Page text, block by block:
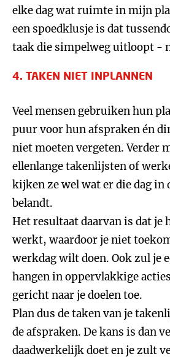
elke dag wat ruimte in mijn
een spoedklusje is dat
taak die simpelweg uitloopt -
4. TAKEN NIET INPLANNEN
Veel mensen gebruiken hun
puur voor hun afspraken én
niet moeten vergeten. Verder
ellenlange takenlijsten of
kijken ze wel wat er die dag in
belandt.
Het resultaat daarvan is dat je
werkt, waardoor je niet
werkdag wilt doen. Ook zul je
hangen in oppervlakkige
gericht naar je doelen toe.
Plan dus de taken van je
de afspraken. De kans is dan
daadwerkelijk doet en je zult